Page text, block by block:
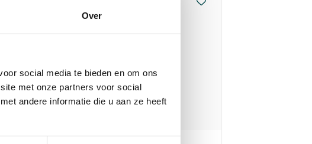
Over
social media te bieden en om ons
met onze partners voor social
andere informatie die u aan ze heeft